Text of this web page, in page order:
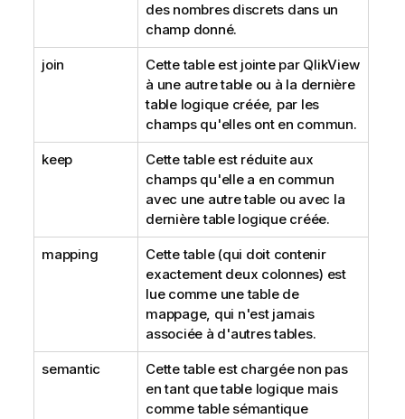
des nombres discrets dans un
champ donné.
join Cette table est jointe par QlikView
à une autre table ou à la dernière
table logique créée, par les
champs qu'elles ont en commun.
keep
Cette table est réduite aux
champs qu'elle a en commun
avec une autre table ou avec la
dernière table logique créée.
mapping
Cette table (qui doit contenir
exactement deux colonnes) est
lue comme une table de
mappage, qui n'est jamais
associée à d'autres tables.
semantic
Cette table est chargée non pas
en tant que table logique mais
comme table sémantique